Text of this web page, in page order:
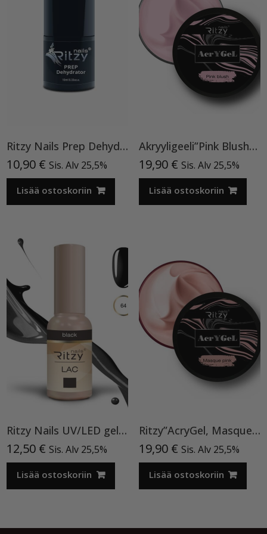
Ritzy Nails Prep Dehydrator
10,90 € Sis. Alv 25,5%
Lisää ostoskoriin
Akryyligeeli”Pink Blush”15ml
19,90 € Sis. Alv 25,5%
Lisää ostoskoriin
Ritzy Nails UV/LED gel polish ”Black” 64, 9ml, geelilakka TPO vapaa
12,50 € Sis. Alv 25,5%
Lisää ostoskoriin
Ritzy”AcryGel, Masque Pink”15ml TPO-VAPAA
19,90 € Sis. Alv 25,5%
Lisää ostoskoriin